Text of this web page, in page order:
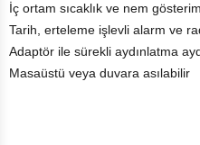
İç ortam sıcaklık ve nem
Tarih, erteleme işlevli alarm ve
Adaptör ile sürekli aydınlatma
Masaüstü veya duvara asılabilir